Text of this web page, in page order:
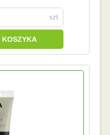
szt
KOSZYKA